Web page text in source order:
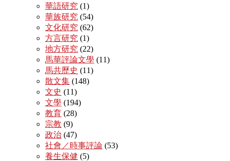
華語研究 (1)
華族研究 (54)
文化研究 (62)
方言研究 (1)
地方研究 (22)
馬華評論文學 (11)
馬共歷史 (11)
散文集 (148)
文史 (11)
文學 (194)
教育 (28)
宗教 (9)
政治 (47)
社會／時事評論 (53)
養生保健 (5)